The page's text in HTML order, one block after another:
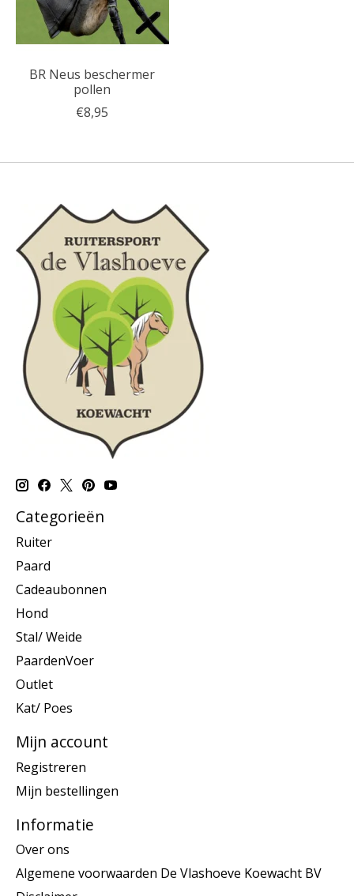
BR Neus beschermer
pollen
€8,95
Categorieën
Ruiter
Paard
Cadeaubonnen
Hond
Stal/ Weide
PaardenVoer
Outlet
Kat/ Poes
Mijn account
Registreren
Mijn bestellingen
Informatie
Over ons
Algemene voorwaarden De Vlashoeve Koewacht BV